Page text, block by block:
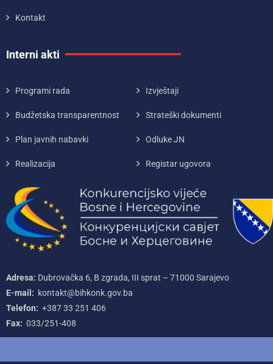
Kontakt
Interni akti
Programi rada Izvještaji
Budžetska transparentnost Strateški dokumenti
Plan javnih nabavki Odluke JN
Realizacija Registar ugovora
Adresa: Dubrovačka 6, B zgrada, III sprat – 71000‌ Sarajevo
E-mail: kontakt@bihkonk.gov.ba
Telefon: +387‌ 33‌ 251‌ 406
Fax: 033/251-408